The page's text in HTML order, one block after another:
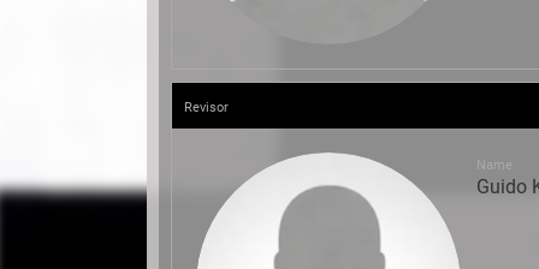
Revisor
Name
Guido